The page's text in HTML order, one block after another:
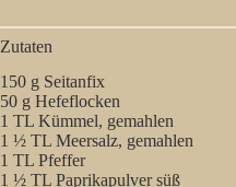
Zutaten
150 g Seitanfix
50 g Hefeflocken
1 TL Kümmel, gemahlen
1 ½ TL Meersalz, gemahlen
1 TL Pfeffer
1 ½ TL Paprikapulver süß